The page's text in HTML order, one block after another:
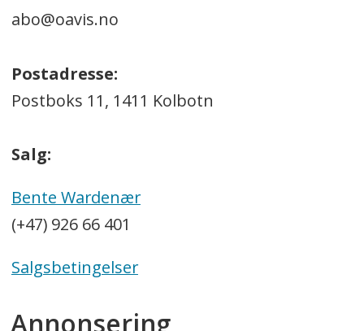
abo@oavis.no
Postadresse:
Postboks 11, 1411 Kolbotn
Salg:
Bente Wardenær
(+47) 926 66 401
Salgsbetingelser
Annonsering